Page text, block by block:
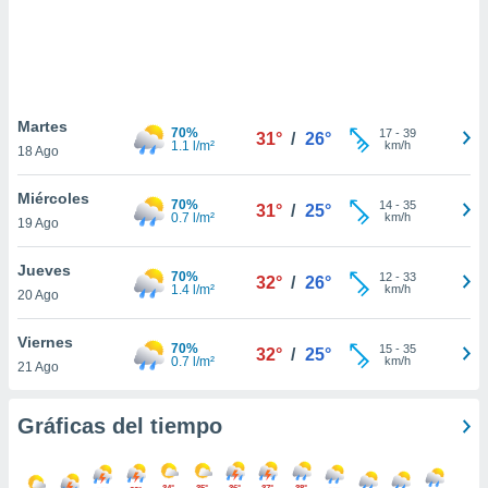
únicos
similares
este sitio
IP
de
posible
interés
su
Martes
18 Ago
70%
1.1 l/m²
31° / 26° 17- 39
km/h
Miércoles
19 Ago
70%
0.7 l/m²
31° / 25° 14- 35
km/h
Jueves
20 Ago
70%
1.4 l/m²
32° / 26° 12- 33
km/h
Viernes
21 Ago
70%
0.7 l/m²
32° / 25° 15- 35
km/h
Gráficas del tiempo